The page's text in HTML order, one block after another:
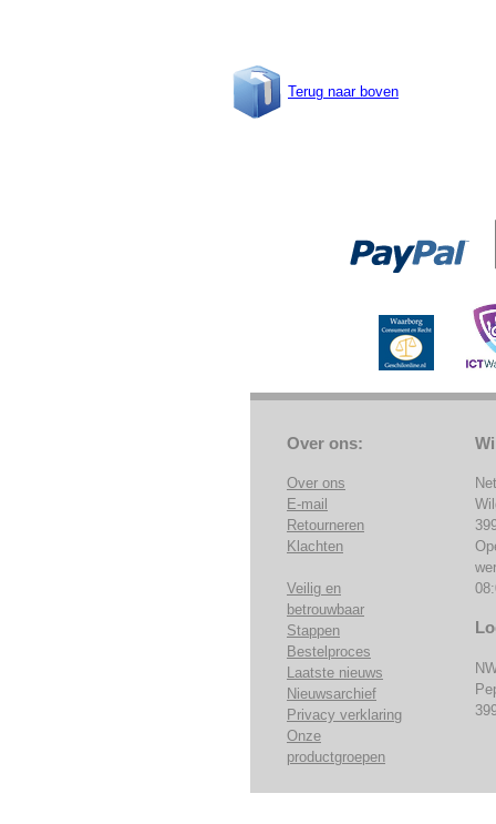
Terug naar boven
Over ons:
Over ons
E-mail
Retourneren
Klachten
Veilig en
betrouwbaar
Stappen
Bestelproces
Laatste nieuws
Nieuwsarchief
Privacy verklaring
Onze
productgroepen